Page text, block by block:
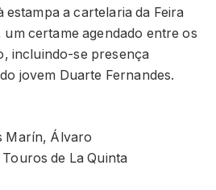
estampa a cartelaria da Feira
um certame agendado entre os
incluindo-se presença
jovem Duarte Fernandes.
Marín, Álvaro
de La Quinta